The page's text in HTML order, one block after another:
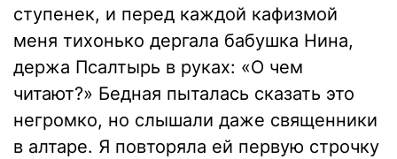
ступенек, и перед каждой кафизмой
меня тихонько дергала бабушка Нина,
держа Псалтырь в руках: «О чем
читают?» Бедная пыталась сказать это
негромко, но слышали даже священники
в алтаре. Я повторяла ей первую строчку